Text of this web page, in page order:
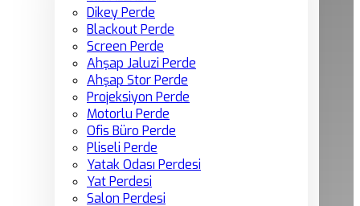
Dikey Perde
Blackout Perde
Screen Perde
Ahşap Jaluzi Perde
Ahşap Stor Perde
Projeksiyon Perde
Motorlu Perde
Ofis Büro Perde
Pliseli Perde
Yatak Odası Perdesi
Yat Perdesi
Salon Perdesi